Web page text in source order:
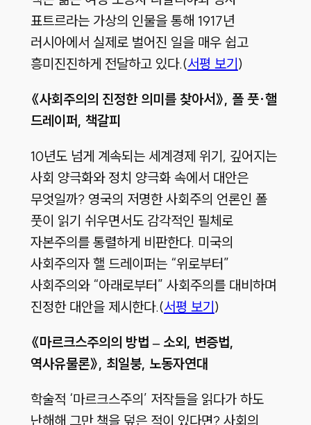
표트르라는 가상의 인물을 통해 1917년
러시아에서 실제로 벌어진 일을 매우 쉽고
흥미진진하게 전달하고 있다.(서평 보기 )
《사회주의의 진정한 의미를 찾아서》, 폴 풋·핼
드레이퍼, 책갈피
10년도 넘게 계속되는 세계경제 위기, 깊어지는
사회 양극화와 정치 양극화 속에서 대안은
무엇일까? 영국의 저명한 사회주의 언론인 폴
풋이 읽기 쉬우면서도 감각적인 필체로
자본주의를 통렬하게 비판한다. 미국의
사회주의자 핼 드레이퍼는 “위로부터”
사회주의와 “아래로부터” 사회주의를 대비하며
진정한 대안을 제시한다.(서평 보기 )
《마르크스주의의 방법 – 소외, 변증법,
역사유물론》, 최일붕, 노동자연대
학술적 ‘마르크스주의’ 저작들을 읽다가 하도
난해해 그만 책을 덮은 적이 있다면? 사회의